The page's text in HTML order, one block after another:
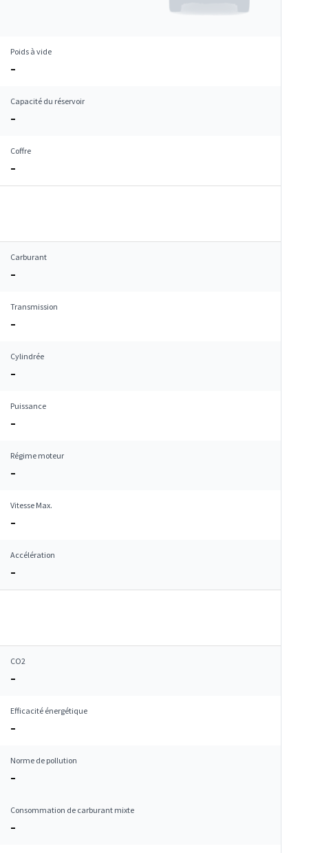
Poids à vide
–
Capacité du réservoir
–
Coffre
–
Carburant
–
Transmission
–
Cylindrée
–
Puissance
–
Régime moteur
–
Vitesse Max.
–
Accélération
–
CO2
–
Efficacité énergétique
–
Norme de pollution
–
Consommation de carburant mixte
–